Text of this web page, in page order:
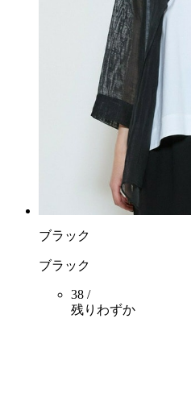
ブラック
ブラック
38 /
残りわずか